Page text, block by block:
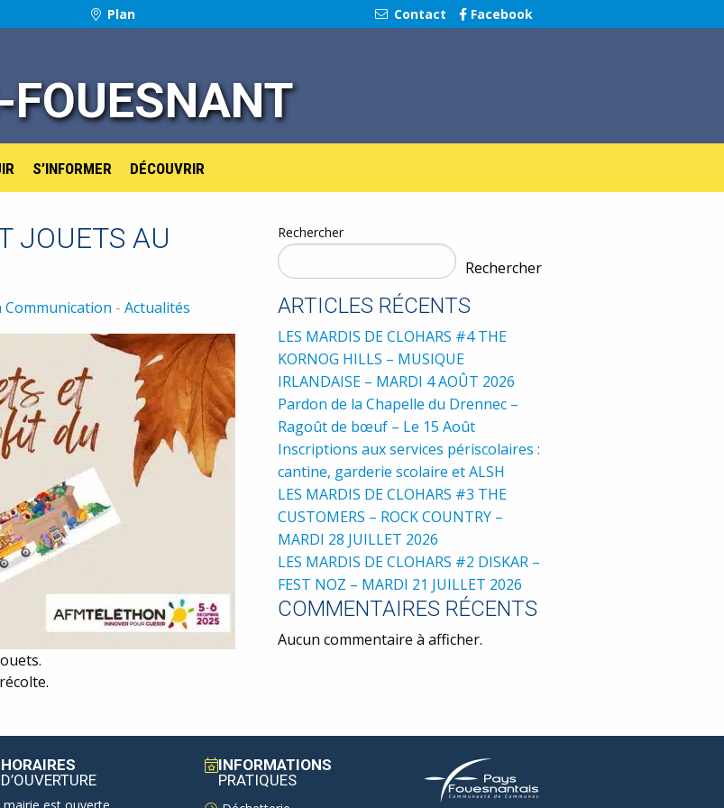
Plan Contact Facebook
S’INFORMER DÉCOUVRIR
JOUETS AU
Communication - Actualités
Rechercher
Rechercher
ARTICLES RÉCENTS
LES MARDIS DE CLOHARS #4 THE
KORNOG HILLS – MUSIQUE
IRLANDAISE – MARDI 4 AOÛT 2026
Pardon de la Chapelle du Drennec –
Ragoût de bœuf – Le 15 Août
Inscriptions aux services périscolaires :
cantine, garderie scolaire et ALSH
LES MARDIS DE CLOHARS #3 THE
CUSTOMERS – ROCK COUNTRY –
MARDI 28 JUILLET 2026
LES MARDIS DE CLOHARS #2 DISKAR –
FEST NOZ – MARDI 21 JUILLET 2026
COMMENTAIRES RÉCENTS
Aucun commentaire à afficher.
HORAIRES
D’OUVERTURE
mairie est ouverte
INFORMATIONS
PRATIQUES